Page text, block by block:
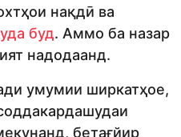
нақдӣ ва
буд. Аммо ба назар
надодаанд.
умумии ширкатҳое,
бетағйир